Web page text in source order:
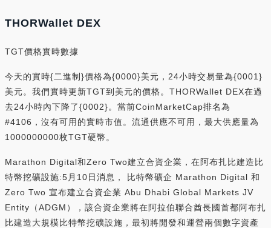
THORWallet DEX
TGT價格實時數據
今天的實時{二進制}價格為{0000}美元，24小時交易量為{0001}
美元。我們實時更新TGT到美元的價格。THORWallet DEX在過
去24小時內下降了{0002}。當前CoinMarketCap排名為
#4106，沒有可用的實時市值。流通供應不可用，最大供應量為
1000000000枚TGT硬幣。
Marathon Digital和Zero Two建立合資企業，在阿布扎比建造比
特幣挖礦設施:5月10日消息， 比特幣礦企 Marathon Digital 和
Zero Two 宣布建立合資企業 Abu Dhabi Global Markets JV
Entity（ADGM），該合資企業將在阿拉伯聯合酋長國首都阿布扎
比建造大規模比特幣挖礦設施，最初將開發和運營兩個數字資產